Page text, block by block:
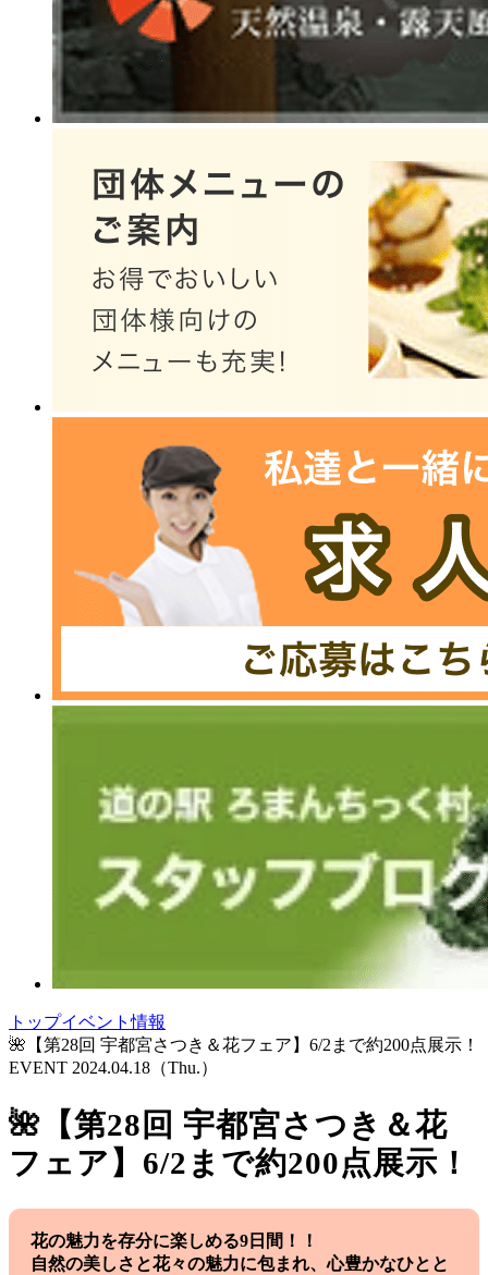
トップイベント情報
🌺【第28回 宇都宮さつき＆花フェア】6/2まで約200点展示！
EVENT 2024.04.18 （Thu.）
🌺【第28回 宇都宮さつき＆花
フェア】6/2まで約200点展示！
花の魅力を存分に楽しめる9日間！！
自然の美しさと花々の魅力に包まれ、心豊かなひとと